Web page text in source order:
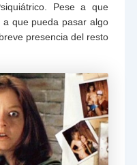
Pese a que
que pueda pasar algo
presencia del resto